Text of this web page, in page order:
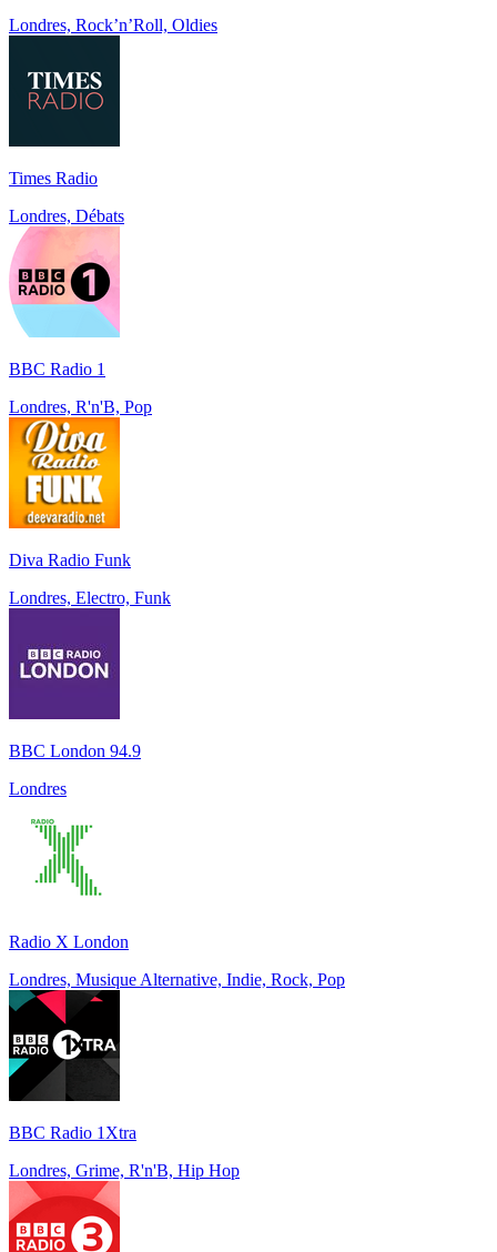
Londres, Rock’n’Roll, Oldies
Times Radio
Londres, Débats
BBC Radio 1
Londres, R'n'B, Pop
Diva Radio Funk
Londres, Electro, Funk
BBC London 94.9
Londres
Radio X London
Londres, Musique Alternative, Indie, Rock, Pop
BBC Radio 1Xtra
Londres, Grime, R'n'B, Hip Hop